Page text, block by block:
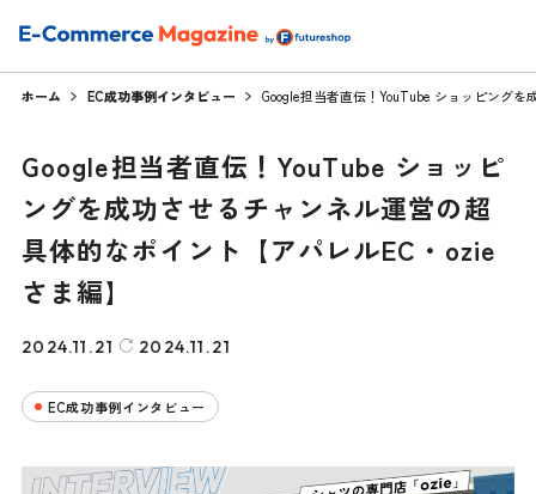
ホーム EC成功事例インタビュー Google担当者直伝！YouTube ショッピング
Google担当者直伝！YouTube ショッピ
ングを成功させるチャンネル運営の超
具体的なポイント【アパレルEC・ozie
さま編】
2024.11.21 2024.11.21
EC成功事例インタビュー